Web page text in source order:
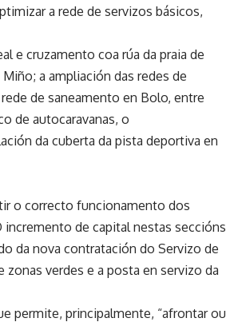
a rede de servizos básicos,
e cruzamento coa rúa da praia de
a ampliación das redes de
de saneamento en Bolo, entre
de autocaravanas, o
da cuberta da pista deportiva en
o correcto funcionamento dos
incremento de capital nestas seccións
da nova contratación do Servizo de
verdes e a posta en servizo da
permite, principalmente, “afrontar ou